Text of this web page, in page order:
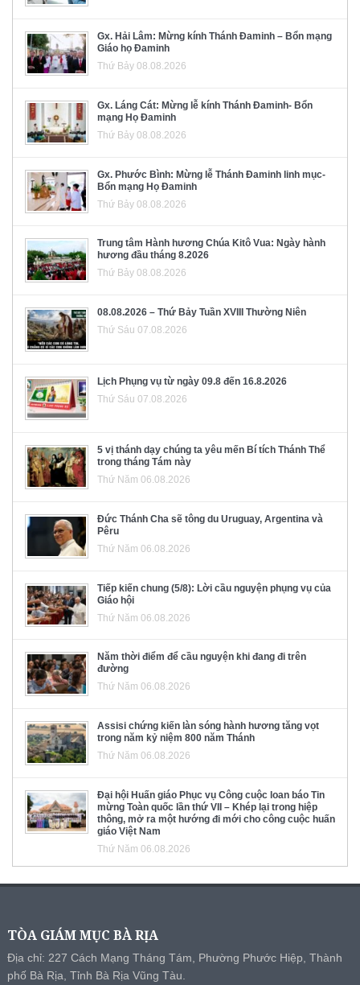
Gx. Hải Lâm: Mừng kính Thánh Đaminh – Bổn mạng
Giáo họ Đaminh
Thứ Bảy 08.08.2026
Gx. Láng Cát: Mừng lễ kính Thánh Đaminh- Bổn
mạng Họ Đaminh
Thứ Bảy 08.08.2026
Gx. Phước Bình: Mừng lễ Thánh Đaminh linh mục-
Bổn mạng Họ Đaminh
Thứ Bảy 08.08.2026
Trung tâm Hành hương Chúa Kitô Vua: Ngày hành
hương đầu tháng 8.2026
Thứ Bảy 08.08.2026
08.08.2026 – Thứ Bảy Tuần XVIII Thường Niên
Thứ Sáu 07.08.2026
Lịch Phụng vụ từ ngày 09.8 đến 16.8.2026
Thứ Sáu 07.08.2026
5 vị thánh dạy chúng ta yêu mến Bí tích Thánh Thể
trong tháng Tám này
Thứ Năm 06.08.2026
Đức Thánh Cha sẽ tông du Uruguay, Argentina và
Pêru
Thứ Năm 06.08.2026
Tiếp kiến chung (5/8): Lời cầu nguyện phụng vụ của
Giáo hội
Thứ Năm 06.08.2026
Năm thời điểm để cầu nguyện khi đang đi trên
đường
Thứ Năm 06.08.2026
Assisi chứng kiến làn sóng hành hương tăng vọt
trong năm kỷ niệm 800 năm Thánh
Thứ Năm 06.08.2026
Đại hội Huấn giáo Phục vụ Công cuộc loan báo Tin
mừng Toàn quốc lần thứ VII – Khép lại trong hiệp
thông, mở ra một hướng đi mới cho công cuộc huấn
giáo Việt Nam
Thứ Năm 06.08.2026
TÒA GIÁM MỤC BÀ RỊA
Địa chỉ: 227 Cách Mạng Tháng Tám, Phường Phước Hiệp, Thành
phố Bà Rịa, Tỉnh Bà Rịa Vũng Tàu.